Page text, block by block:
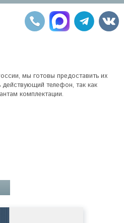
мы готовы предоставить их
телефон, так как
комплектации.